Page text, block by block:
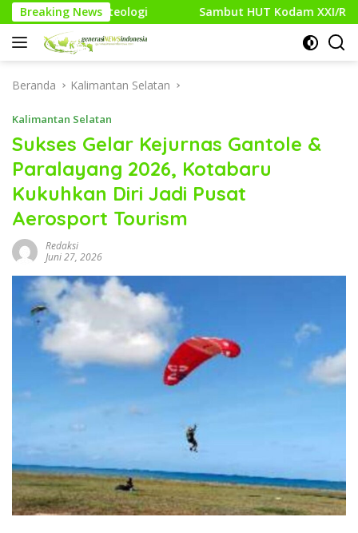
Langsung
ke
konten
Breaking NewsSambut HUT Kodam XXI/Raden Intan, Kodim
Beranda Kalimantan Selatan
Kalimantan Selatan
Sukses Gelar Kejurnas Gantole &
Paralayang 2026, Kotabaru
Kukuhkan Diri Jadi Pusat
Aerosport Tourism
Redaksi
Juni 27, 2026